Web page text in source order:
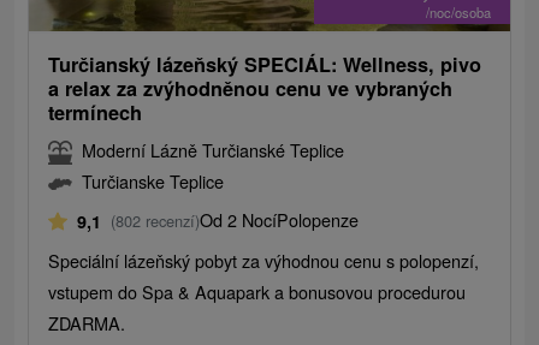
/noc/osoba
Turčianský lázeňský SPECIÁL: Wellness, pivo
a relax za zvýhodněnou cenu ve vybraných
termínech
Moderní Lázně Turčianské Teplice
Turčianske Teplice
9,1 (802 recenzí)Od 2 NocíPolopenze
Speciální lázeňský pobyt za výhodnou cenu s polopenzí,
vstupem do Spa & Aquapark a bonusovou procedurou
ZDARMA.